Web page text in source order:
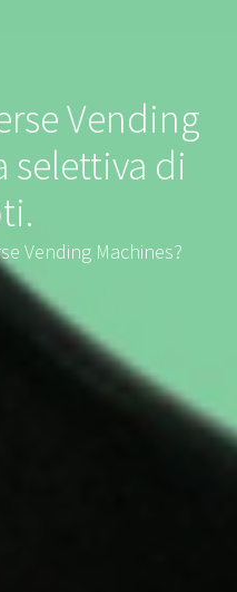
Vending
selettiva di
Vending Machines?